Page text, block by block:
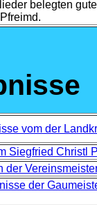
belegten
vom der
Siegfried Christl
der
der